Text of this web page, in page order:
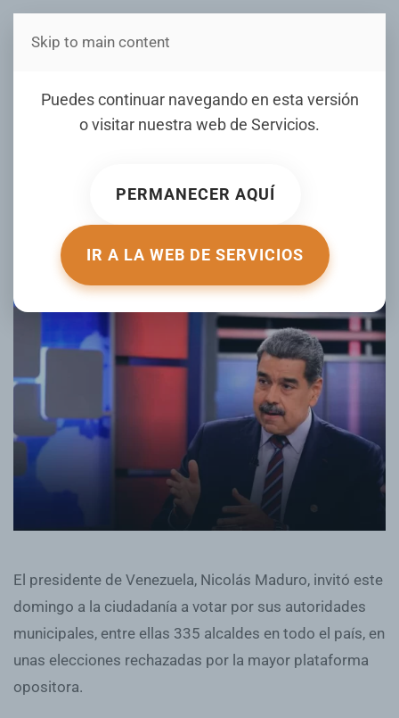
Estás en Telenord Medios
Puedes continuar navegando en esta versión
o visitar nuestra web de Servicios.
PERMANECER AQUÍ
IR A LA WEB DE SERVICIOS
Skip to main content
Maduro llama a los
venezolanos a votar en las
fiesta y de paz"
ESCRITO POR DÍARIOLIBRE.COM EL 27 JULIO 2025.
PUBLICADO EN
INTERNACIONALES.
El presidente de Venezuela, Nicolás Maduro, invitó este
domingo a la ciudadanía a votar por sus autoridades
municipales, entre ellas 335 alcaldes en todo el país, en
unas elecciones rechazadas por la mayor plataforma
opositora.